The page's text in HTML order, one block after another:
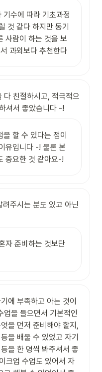
수에 따라 기초과정
것 같다 하지만 동기
사람이 하는 것을 보
과외보다 추천한다
다 친절하시고, 적극적으
셔서 좋았습니다 -!
할 수 있다는 점이
유입니다 -! 물론 본
중요한 것 같아요-!
주시는 분도 있고 아닌
자 준비하는 것보단
에 부족하고 아는 것이
업을 들으면서 기본적인
을 먼저 준비해야 할지,
을 배울 수 있었고 자기
을 한 명씩 봐주셔서 좋
크업 수업도 있어서 자